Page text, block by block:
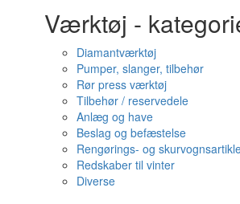
Værktøj -
Diamantværktøj
Pumper, slanger, tilbehør
Rør press værktøj
Tilbehør / reservedele
Anlæg og have
Beslag og befæstelse
Rengørings- og
Redskaber til vinter
Diverse